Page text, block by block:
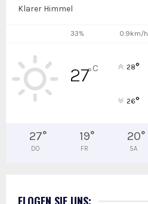
Klarer Himmel
33% 0.9km/h
27°C 28°
26°
27°
DO
19°
FR
20°
SA
FLOGEN SIE UNS: